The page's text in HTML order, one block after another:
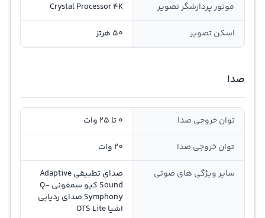
موتور پردازشگر تصویر Crystal Processor 4K
اسکن تصویر 50 هرتز
صدا
توان خروجی صدا 0 تا 25 وات
توان خروجی صدا 20 وات
سایر ویژگی های صوتی
صدای تطبیقی Adaptive
Sound کیو سمفونی Q-
Symphony صدای ردیابی
اشیا OTS Lite